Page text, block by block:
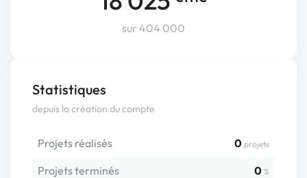
sur 404 000
Statistiques
depuis la création du compte
Projets réalisés 0 projets
Projets terminés 0 %